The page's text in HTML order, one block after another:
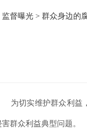
监督曝光 > 群众身边的
切实维护群众利益，
害群众利益典型问题。